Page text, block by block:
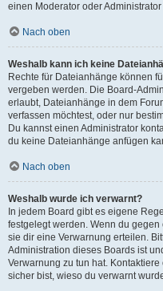
einen Moderator oder
Nach oben
Weshalb kann ich keine
Rechte für Dateianhänge können
vergeben werden. Die Board-
erlaubt, Dateianhänge in dem
verfassen möchtest, oder nur
Du kannst einen Administrator
du keine Dateianhänge anfügen
Nach oben
Weshalb wurde ich verwarnt?
In jedem Board gibt es eigene
festgelegt werden. Wenn du
sie dir eine Verwarnung erteilen.
Administration dieses Boards ist
Verwarnung zu tun hat.
sicher bist, wieso du verwarnt